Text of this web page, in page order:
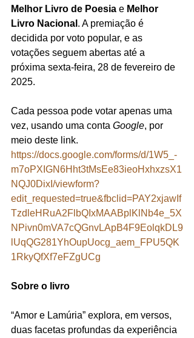
Melhor Livro de Poesia e Melhor
Livro Nacional . A premiação é
decidida por voto popular, e as
votações seguem abertas até a
próxima sexta-feira, 28 de fevereiro de
2025.
Cada pessoa pode votar apenas uma
vez, usando uma conta Google, por
meio deste link.
https://docs.google.com/forms/d/1W5_-
m7oPXIGN6Hht3tMsEe83ieoHxhxzsX1
NQJ0DixI/viewform?
edit_requested=true&fbclid=PAY2xjawIf
TzdleHRuA2FlbQIxMAABplKlNb4e_5X
NPivn0mVA7cQGnvLApB4F9EolqkDL9
lUqQG281YhOupUocg_aem_FPU5QK
1RkyQfXf7eFZgUCg
Sobre o livro
“Amor e Lamúria” explora, em versos,
duas facetas profundas da experiência